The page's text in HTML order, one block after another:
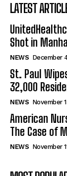
LATEST
Shot in
NEWS December
St. Paul
32,000
NEWS November
American
The Case of
NEWS November